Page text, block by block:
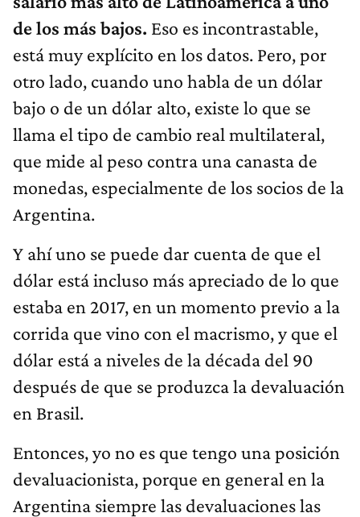
de los más bajos. Eso es incontrastable,
está muy explícito en los datos. Pero, por
otro lado, cuando uno habla de un dólar
bajo o de un dólar alto, existe lo que se
llama el tipo de cambio real multilateral,
que mide al peso contra una canasta de
monedas, especialmente de los socios de la
Argentina.
Y ahí uno se puede dar cuenta de que el
dólar está incluso más apreciado de lo que
estaba en 2017, en un momento previo a la
corrida que vino con el macrismo, y que el
dólar está a niveles de la década del 90
después de que se produzca la devaluación
en Brasil.
Entonces, yo no es que tengo una posición
devaluacionista, porque en general en la
Argentina siempre las devaluaciones las